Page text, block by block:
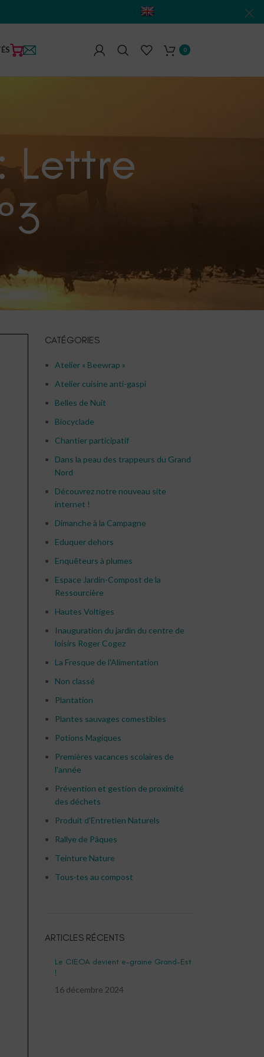
0
Lettre
CATÉGORIES
Atelier « Beewrap »
Atelier cuisine anti-gaspi
Belles de Nuit
Biocyclade
Chantier participatif
Dans la peau des trappeurs du Grand
Nord
Découvrez notre nouveau site
internet !
Dimanche à la Campagne
Eduquer dehors
Enquêteurs à plumes
Espace Jardin-Compost de la
Ressourcière
Hautes Voltiges
Inauguration du jardin du centre de
loisirs Roger Cogez
La Fresque de l'Alimentation
Non classé
Plantation
Plantes sauvages comestibles
Potions Magiques
Premières vacances scolaires de
l'année
Prévention et gestion de proximité
des déchets
Produit d’Entretien Naturels
Rallye de Pâques
Teinture Nature
Tous·tes au compost
ARTICLES RÉCENTS
Le CIEOA devient e-graine Grand-Est
!
16 décembre 2024